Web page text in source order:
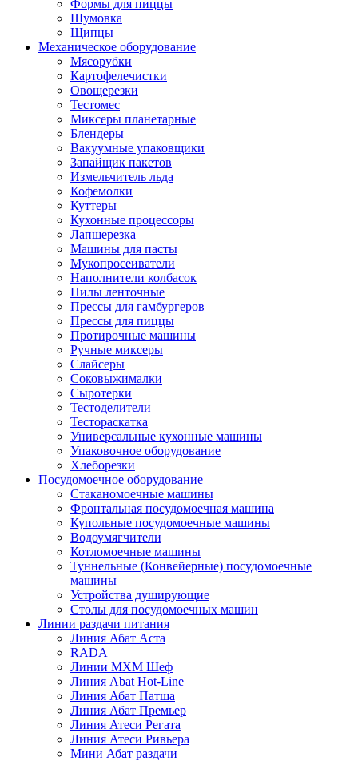
Формы для пиццы
Шумовка
Щипцы
Механическое оборудование
Мясорубки
Картофелечистки
Овощерезки
Тестомес
Миксеры планетарные
Блендеры
Вакуумные упаковщики
Запайщик пакетов
Измельчитель льда
Кофемолки
Куттеры
Кухонные процессоры
Лапшерезка
Машины для пасты
Мукопросеиватели
Наполнители колбасок
Пилы ленточные
Прессы для гамбургеров
Прессы для пиццы
Протирочные машины
Ручные миксеры
Слайсеры
Соковыжималки
Сыротерки
Тестоделители
Тестораскатка
Универсальные кухонные машины
Упаковочное оборудование
Хлеборезки
Посудомоечное оборудование
Стаканомоечные машины
Фронтальная посудомоечная машина
Купольные посудомоечные машины
Водоумягчители
Котломоечные машины
Туннельные (Конвейерные) посудомоечные
машины
Устройства душирующие
Столы для посудомоечных машин
Линии раздачи питания
Линия Абат Аста
RADA
Линии МХМ Шеф
Линия Abat Hot-Line
Линия Абат Патша
Линия Абат Премьер
Линия Атеси Регата
Линия Атеси Ривьера
Мини Абат раздачи